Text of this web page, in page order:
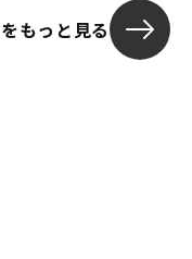
もっと見る